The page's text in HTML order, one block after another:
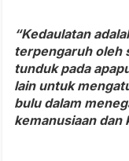
“Kedaulatan
terpengaruh oleh
tunduk pada
lain untuk
bulu dalam
kemanusiaan dan